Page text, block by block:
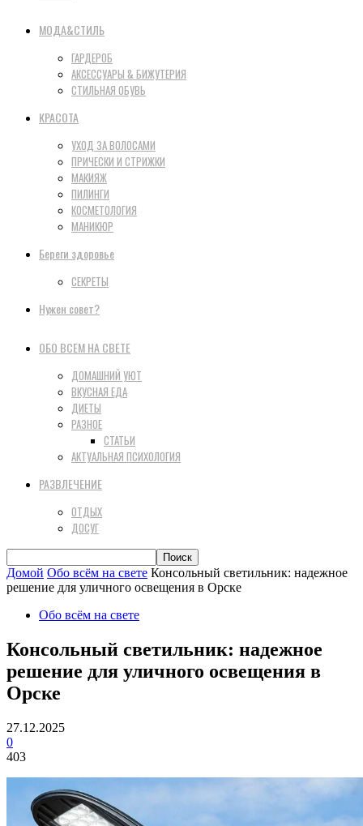
МОДА&СТИЛЬ
ГАРДЕРОБ
АКСЕССУАРЫ & БИЖУТЕРИЯ
СТИЛЬНАЯ ОБУВЬ
КРАСОТА
УХОД ЗА ВОЛОСАМИ
ПРИЧЕСКИ И СТРИЖКИ
МАКИЯЖ
ПИЛИНГИ
КОСМЕТОЛОГИЯ
МАНИКЮР
Береги здоровье
СЕКРЕТЫ
Нужен совет?
ОБО ВСЕМ НА СВЕТЕ
ДОМАШНИЙ УЮТ
ВКУСНАЯ ЕДА
ДИЕТЫ
РАЗНОЕ
СТАТЬИ
АКТУАЛЬНАЯ ПСИХОЛОГИЯ
РАЗВЛЕЧЕНИЕ
ОТДЫХ
ДОСУГ
Домой Обо всём на свете Консольный светильник: надежное
решение для уличного освещения в Орске
Обо всём на свете
Консольный светильник: надежное
решение для уличного освещения в
Орске
27.12.2025
0
403